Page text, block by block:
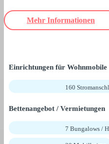
Mehr Informationen
Einrichtungen für Wohnmobile
160
Bettenangebot / Vermietungen
7 Bungalows /